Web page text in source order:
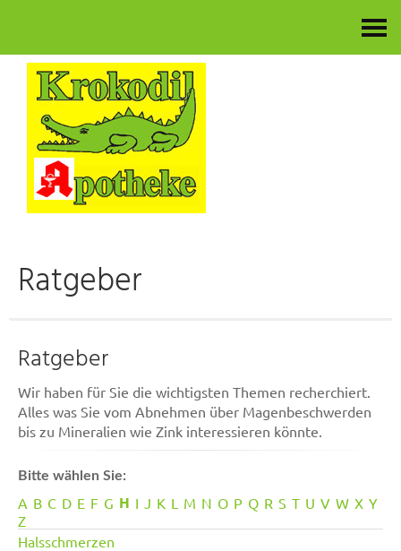
Ratgeber
Ratgeber
Wir haben für Sie die wichtigsten Themen recherchiert.
Alles was Sie vom Abnehmen über Magenbeschwerden
bis zu Mineralien wie Zink interessieren könnte.
Bitte wählen Sie:
A B C D E F G H I J K L M N O P Q R S T U V W X Y
Z
Halsschmerzen